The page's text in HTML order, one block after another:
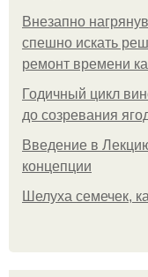
Внезапно
спешно искать
ремонт времени
Годичный цикл
до созревания
Введение в
концепции
Шелуха семечек,